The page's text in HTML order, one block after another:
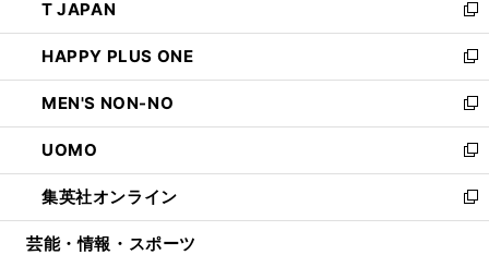
く
で
開
く
ド
ウ
で
開
く
ィ
ン
ド
ウ
で
開
く
い
ウ
ィ
ン
ド
ウ
で
開
く
T JAPAN
新
し
い
ウ
ィ
ン
ド
ウ
で
開
HAPPY PLUS ONE
新
し
い
ウ
ィ
ン
ド
ウ
MEN'S NON-NO
新
し
い
ウ
ィ
ン
UOMO
新
し
い
ウ
集英社オンライン
新
し
芸能・情報・スポーツ